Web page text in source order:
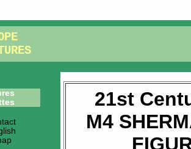
21st
M4